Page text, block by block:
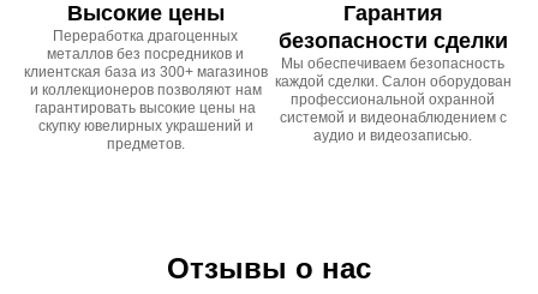
Высокие цены
Переработка драгоценных
металлов без посредников и
клиентская база из 300+ магазинов
и коллекционеров позволяют нам
гарантировать высокие цены на
скупку ювелирных украшений и
предметов.
Гарантия
безопасности сделки
Мы обеспечиваем безопасность
каждой сделки. Салон оборудован
профессиональной охранной
системой и видеонаблюдением с
аудио и видеозаписью.
Отзывы о нас